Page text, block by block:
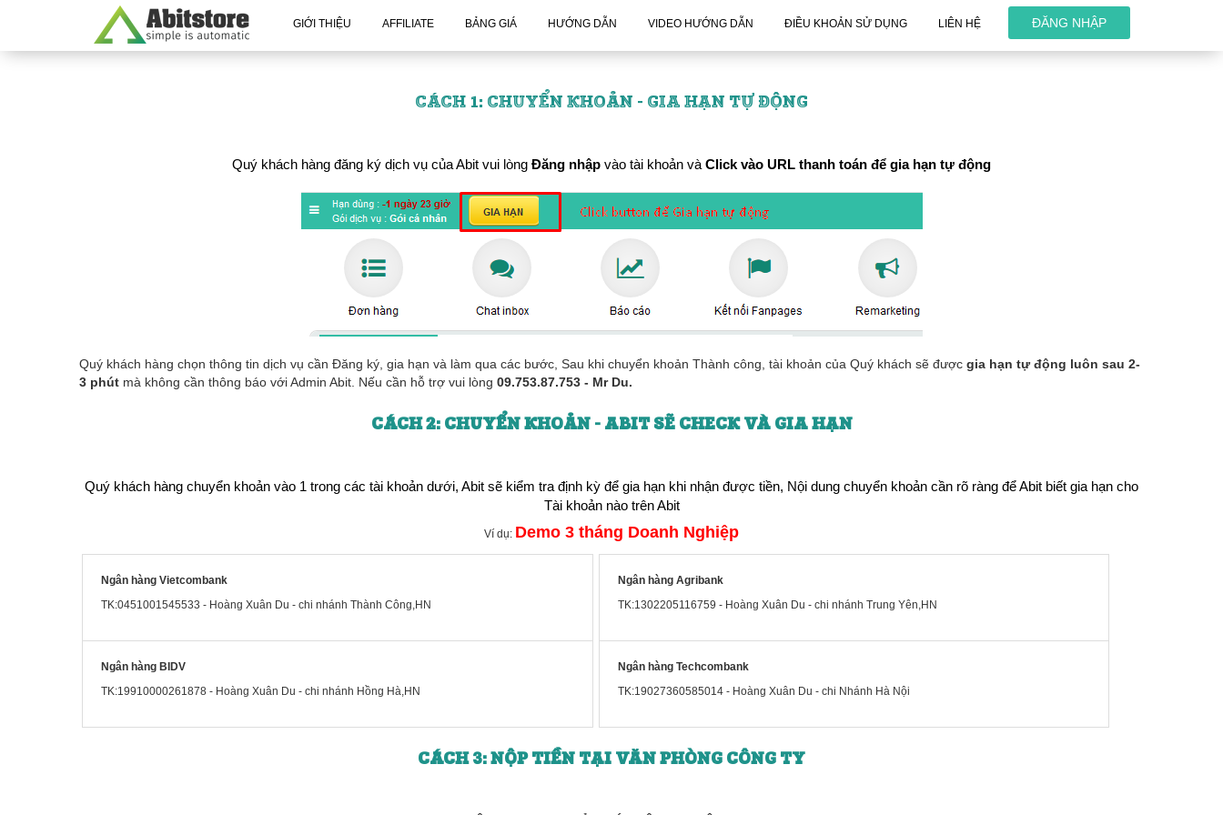
ĐĂNG NHẬP
GIỚI THIỆU AFFILIATE BẢNG GIÁ HƯỚNG DẪN VIDEO HƯỚNG DẪN ĐIỀU KHOẢN SỬ DỤNG LIÊN HỆ
CÁCH 1: CHUYỂN KHOẢN - GIA HẠN TỰ ĐỘNG
Quý khách hàng đăng ký dịch vụ của Abit vui lòng Đăng nhập vào tài khoản và Click vào URL thanh toán để gia hạn tự động
Quý khách hàng chọn thông tin dịch vụ cần Đăng ký, gia hạn và làm qua các bước, Sau khi chuyển khoản Thành công, tài khoản của Quý khách sẽ được gia hạn tự động luôn sau 2-
3 phút mà không cần thông báo với Admin Abit. Nếu cần hỗ trợ vui lòng 09.753.87.753 - Mr Du.
CÁCH 2: CHUYỂN KHOẢN - ABIT SẼ CHECK VÀ GIA HẠN
Quý khách hàng chuyển khoản vào 1 trong các tài khoản dưới, Abit sẽ kiểm tra định kỳ để gia hạn khi nhận được tiền, Nội dung chuyển khoản cần rõ ràng để Abit biết gia hạn cho
Tài khoản nào trên Abit
Ví dụ: Demo 3 tháng Doanh Nghiệp
Ngân hàng Vietcombank
TK:0451001545533 - Hoàng Xuân Du - chi nhánh Thành Công,HN
Ngân hàng BIDV
TK:19910000261878 - Hoàng Xuân Du - chi nhánh Hồng Hà,HN
Ngân hàng Agribank
TK:1302205116759 - Hoàng Xuân Du - chi nhánh Trung Yên,HN
Ngân hàng Techcombank
TK:19027360585014 - Hoàng Xuân Du - chi Nhánh Hà Nội
CÁCH 3: NỘP TIỀN TẠI VĂN PHÒNG CÔNG TY